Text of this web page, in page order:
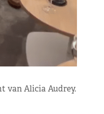
van Alicia Audrey.